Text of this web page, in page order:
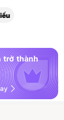
trở thành